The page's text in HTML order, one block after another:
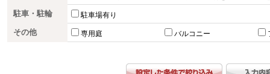
駐車・駐輪 駐車場有り
その他 専用庭 バルコニー